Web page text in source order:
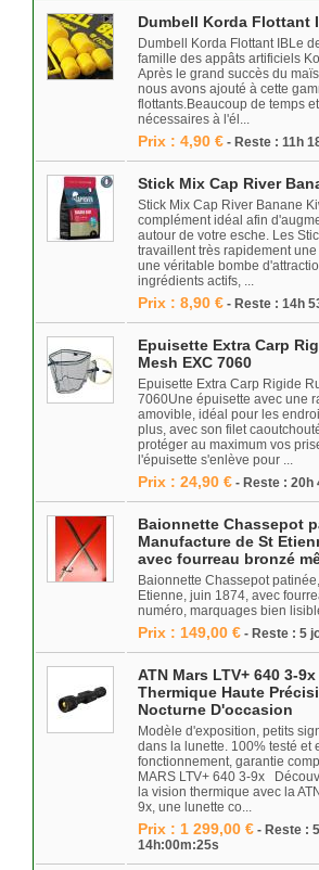
Dumbell Korda Flottant
Dumbell Korda Flottant IBLe
famille des appâts artificiels
Après le grand succès du
nous avons ajouté à cette
flottants.Beaucoup de temps
nécessaires à l'él...
Prix : 4,90 € - Reste : 11h
Stick Mix Cap River
Stick Mix Cap River Banane
complément idéal afin
autour de votre esche. Les
travaillent très rapidement
une véritable bombe
ingrédients actifs, ...
Prix : 8,90 € - Reste : 14h
Epuisette Extra Carp
Mesh EXC 7060
Epuisette Extra Carp Rigide
7060Une épuisette avec une
amovible, idéal pour les
plus, avec son filet
protéger au maximum vos
l'épuisette s'enlève pour ...
Prix : 24,90 € - Reste : 20h
Baionnette Chassepot
Manufacture de St
avec fourreau bronzé
Baionnette Chassepot
Etienne, juin 1874, avec
numéro, marquages bien
Prix : 149,00 € - Reste : 5
ATN Mars LTV+ 640 3-
Thermique Haute
Nocturne D'occasion
Modèle d'exposition, petits
dans la lunette. 100% testé et
fonctionnement, garantie
MARS LTV+ 640 3-9x
la vision thermique avec la
9x, une lunette co...
Prix : 1 299,00 € - Reste :
14h:00m:25s